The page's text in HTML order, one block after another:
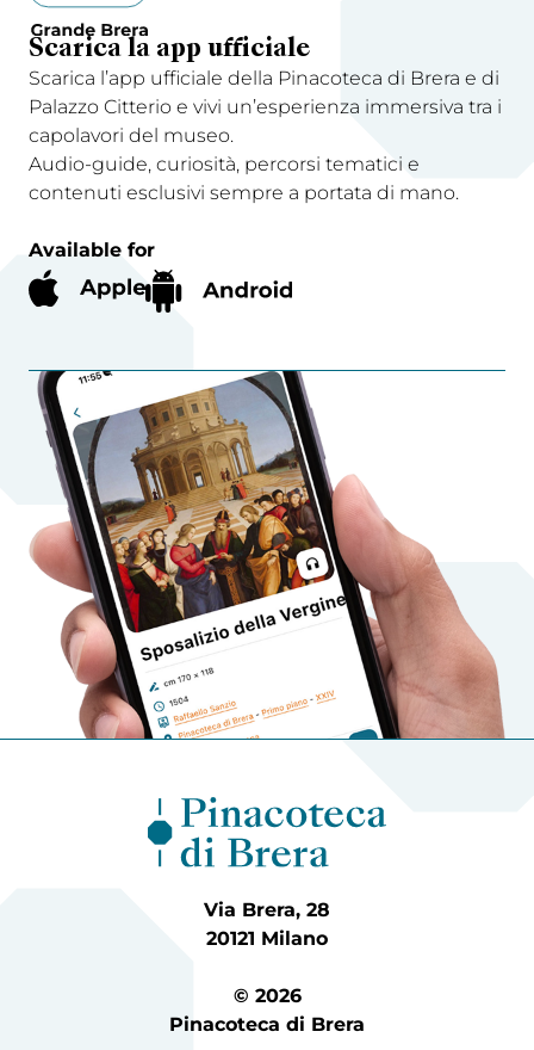
Scarica la app ufficiale
Scarica l’app ufficiale della Pinacoteca di Brera e di
Palazzo Citterio e vivi un’esperienza immersiva tra i
capolavori del museo.
Audio-guide, curiosità, percorsi tematici e
contenuti esclusivi sempre a portata di mano.
Available for
Via Brera, 28
20121 Milano
© 2026
Pinacoteca di Brera